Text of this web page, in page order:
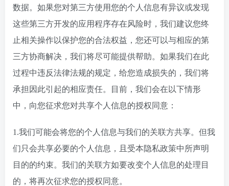
数据。如果您对第三方使用您的个人信息有异议或发现
这些第三方开发的应用程序存在风险时，我们建议您终
止相关操作以保护您的合法权益，您还可以与相应的第
三方协商解决，我们将尽可能提供帮助。如果我们在此
过程中违反法律法规的规定，给您造成损失的，我们将
承担因此引起的相应责任。目前，我们会在以下情形
中，向您征求您对共享个人信息的授权同意：
1.我们可能会将您的个人信息与我们的关联方共享。但我
们只会共享必要的个人信息，且受本隐私政策中所声明
目的的约束。我们的关联方如要改变个人信息的处理目
的，将再次征求您的授权同意。